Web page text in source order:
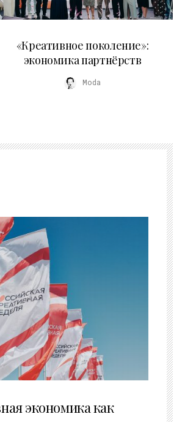
«Креативное поколение»:
экономика партнёрств
Moda
экономика как